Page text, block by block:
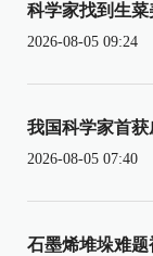
科学家找到生
2026-08-05 09:24
我国科学家首获
2026-08-05 07:40
石墨烯堆垛难